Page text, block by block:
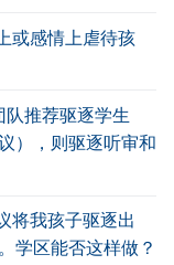
或感情上虐待孩
队推荐驱逐学生
），则驱逐听审和
将我孩子驱逐出
学区能否这样做？